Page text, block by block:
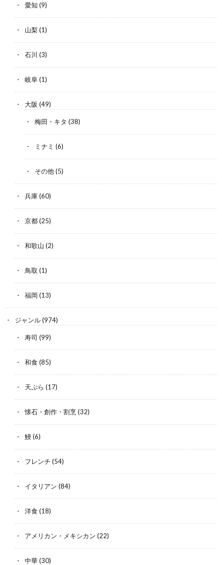
愛知 (9)
山梨(1)
石川 (3)
岐阜(1)
大阪 (49)
梅田・キタ (38)
ミナミ (6)
その他(5)
兵庫(60)
京都(25)
和歌山 (2)
鳥取 (1)
福岡 (13)
ジャンル(974)
寿司 (99)
和食 (85)
天ぷら (17)
懐石・創作・割烹(32)
鰻(6)
フレンチ (54)
イタリアン (84)
洋食 (18)
アメリカン・メキシカン (22)
中華(30)